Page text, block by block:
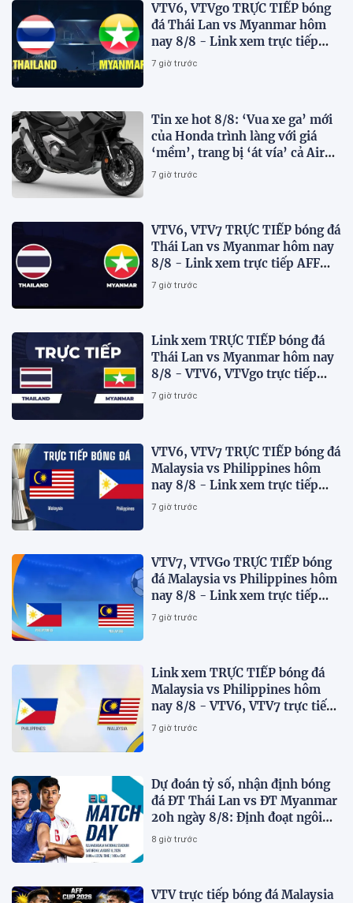
VTV6, VTVgo TRỰC TIẾP bóng
đá Thái Lan vs Myanmar hôm
nay 8/8 - Link xem trực tiếp
AFF Cup 2026 mới nhất
7 giờ trước
Tin xe hot 8/8: ‘Vua xe ga’ mới
của Honda trình làng với giá
‘mềm’, trang bị ‘át vía’ cả Air
Blade và SH
7 giờ trước
VTV6, VTV7 TRỰC TIẾP bóng đá
Thái Lan vs Myanmar hôm nay
8/8 - Link xem trực tiếp AFF
Cup 2026 mới nhất
7 giờ trước
Link xem TRỰC TIẾP bóng đá
Thái Lan vs Myanmar hôm nay
8/8 - VTV6, VTVgo trực tiếp
AFF Cup 2026
7 giờ trước
VTV6, VTV7 TRỰC TIẾP bóng đá
Malaysia vs Philippines hôm
nay 8/8 - Link xem trực tiếp
AFF Cup 2026 mới nhất
7 giờ trước
VTV7, VTVGo TRỰC TIẾP bóng
đá Malaysia vs Philippines hôm
nay 8/8 - Link xem trực tiếp
AFF Cup 2026 mới nhất
7 giờ trước
Link xem TRỰC TIẾP bóng đá
Malaysia vs Philippines hôm
nay 8/8 - VTV6, VTV7 trực tiếp
AFF Cup 2026
7 giờ trước
Dự đoán tỷ số, nhận định bóng
đá ĐT Thái Lan vs ĐT Myanmar
20h ngày 8/8: Định đoạt ngôi
đầu bảng
8 giờ trước
VTV trực tiếp bóng đá Malaysia